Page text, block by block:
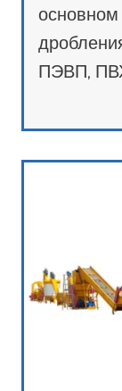
основном
ПЭВП,